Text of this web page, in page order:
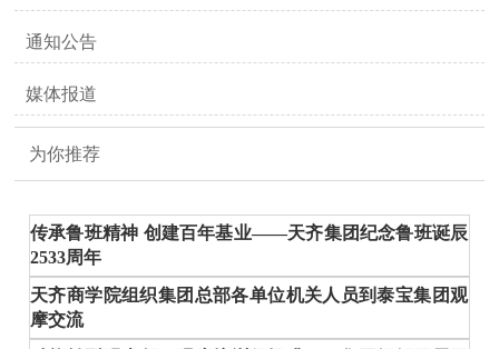
通知公告
媒体报道
为你推荐
传承鲁班精神 创建百年基业——天齐集团纪念鲁班诞辰
2533周年
天齐商学院组织集团总部各单位机关人员到泰宝集团观
摩交流